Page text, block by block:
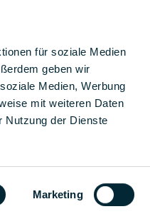
für soziale Medien
geben wir
Medien, Werbung
mit weiteren Daten
Nutzung der Dienste
Marketing